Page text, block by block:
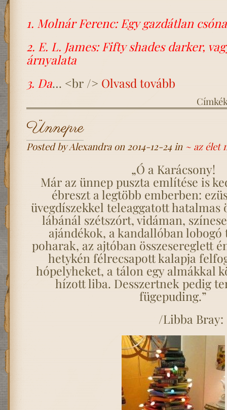
1. Molnár Ferenc: Egy gazdátlan
2. E. L. James: Fifty shades darker,
árnyalata
3. Da… <br /> Olvasd tovább
Ünnepre
Posted by Alexandra on 2014-12-24 in ~ az élet
„Ó a Karácsony!
Már az ünnep puszta említése is
ébreszt a legtöbb emberben:
üvegdíszekkel teleaggatott hatalmas
lábánál szétszórt, vidáman,
ajándékok, a kandallóban
poharak, az ajtóban összesereglett
hetykén félrecsapott kalapja
hópelyheket, a tálon egy almákkal
hízott liba. Desszertnek pedig
fügepuding.”
/Libba